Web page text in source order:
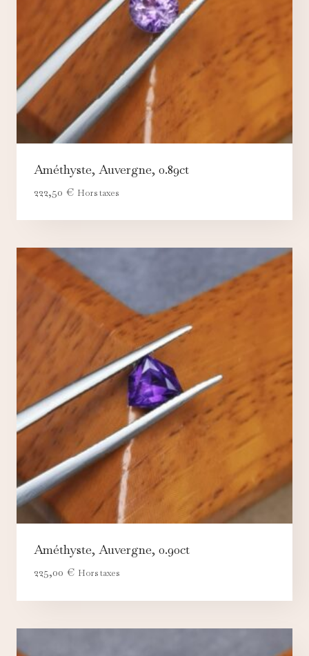
Améthyste, Auvergne, 0.89ct
222,50 € Hors taxes
Améthyste, Auvergne, 0.90ct
225,00 € Hors taxes